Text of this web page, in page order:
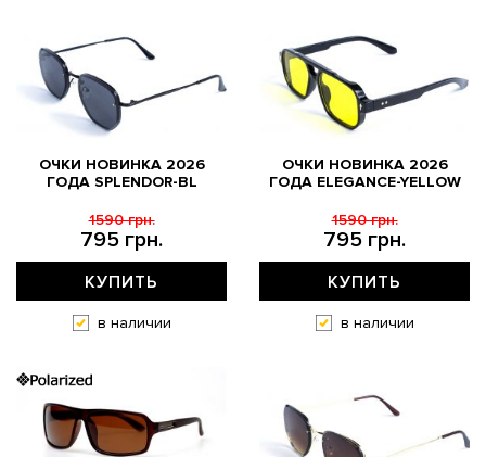
ОЧКИ НОВИНКА 2026
ГОДА SPLENDOR-BL
795 грн.
1590 грн.
КУПИТЬ
в наличии
ОЧКИ НОВИНКА 2026
ГОДА ELEGANCE-YELLOW
795 грн.
1590 грн.
КУПИТЬ
в наличии